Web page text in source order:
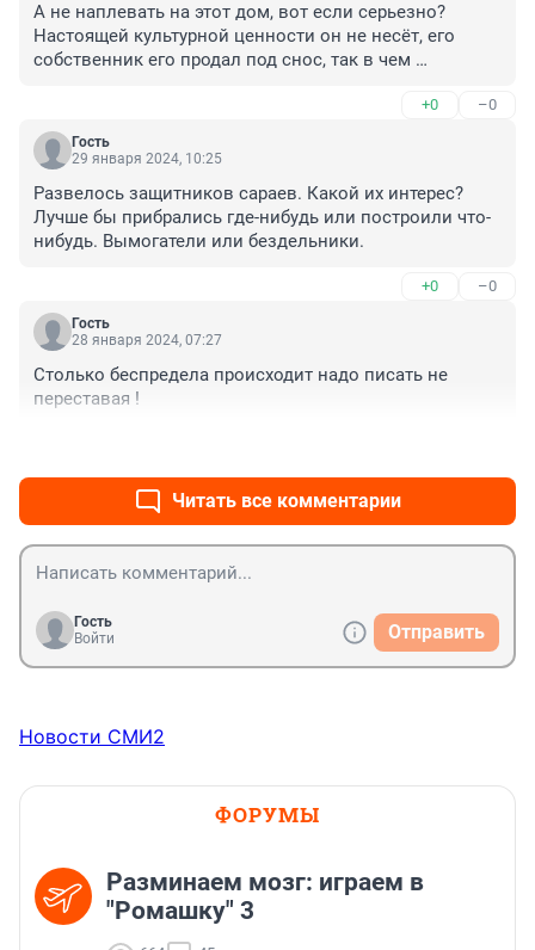
А не наплевать на этот дом, вот если серьезно?
Настоящей культурной ценности он не несёт, его
собственник его продал под снос, так в чем
рыночному, а бегать с бумажками за какую то
постройку которая все равно сгниет - глупо
+0 –0
Гость
29 января 2024, 10:25
Развелось защитников сараев. Какой их интерес?
Лучше бы прибрались где-нибудь или построили что-
нибудь. Вымогатели или бездельники.
+0 –0
Гость
28 января 2024, 07:27
Столько беспредела происходит надо писать не
переставая !
Читать все комментарии
Гость
Войти
Отправить
Новости СМИ2
ФОРУМЫ
Разминаем мозг: играем в
"Ромашку" 3